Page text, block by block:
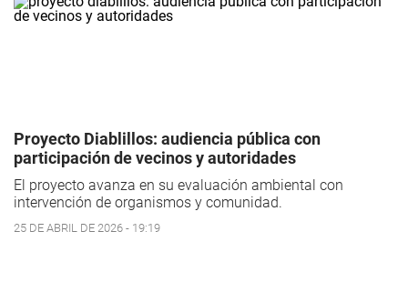
Proyecto Diablillos: audiencia pública con
participación de vecinos y autoridades
El proyecto avanza en su evaluación ambiental con
intervención de organismos y comunidad.
25 DE ABRIL DE 2026 - 19:19